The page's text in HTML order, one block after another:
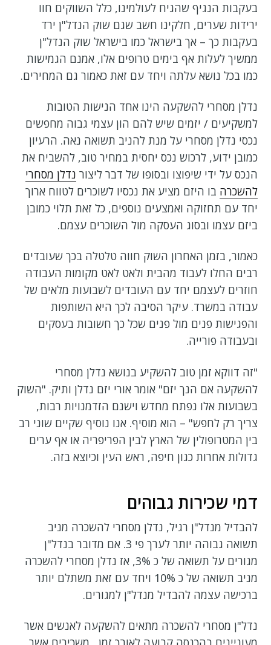
בעקבות הנגיף שהגיח לעולמינו, כלל השווקים חוו
ירידות שערים, חלקינו חשב שגם שוק הנדל"ן ירד
בעקבות כך – אך בישראל כמו בישראל שוק הנדל"ן
ממשיך לעלות אף בימים טרופים אלו, אמנם הגמישות
כמו בכל נושא עלתה ויחד עם זאת כאמור גם המחירים.
נדלן מסחרי להשקעה הינו אחד הנישות הטובות
למשקיעים / יזמים שיש להם הון עצמי גבוה מחפשים
נכסי נדלן מסחרי על מנת להניב תשואה נאה. הרעיון
כמובן ידוע, לרכוש נכס יחסית במחיר טוב, להשביח את
הנכס על ידי שיפוצו ובסופו של דבר ליצור נדלן מסחרי
להשכרה בו היזם מציע את נכסיו לשוכרים לטווח ארוך
יחד עם תחזוקה ואמצעים נוספים, כל זאת תלוי כמובן
ביזם עצמו ובסוג העסקה מול השוכרים עצמם.
כאמור, בזמן האחרון השוק חווה טלטלה בכך שעובדים
רבים החלו לעבוד מהבית ולאט לאט מקומות העבודה
חוזרים לעצמם יחד עם העובדים לשבועות מלאים של
עבודה במשרד. עיקר הסיבה לכך היא השותפות
והפגישות פנים מול פנים שכל כך חשובות בעסקים
ובעבודה פורייה.
"זה דווקא זמן טוב להשקיע בנושא נדלן מסחרי
להשקעה אם הנך יזם" אומר אורי יזם נדלן ותיק. "השוק
בשבועות אלו נפתח מחדש וישנם הזדמנויות רבות,
צריך רק לחפש" – הוא מוסיף. אנו נוסיף שקיים שוני רב
בין המטרופולין של הארץ לבין הפריפריה או אף ערים
גדולות אחרות כגון חיפה, ראש העין וכיוצא בזה.
דמי שכירות גבוהים
להבדיל מנדל"ן רגיל, נדלן מסחרי להשכרה מניב
תשואה גבוהה יותר לערך פי 3. אם מדובר בנדל"ן
מגורים על תשואה של כ 3%, אז נדלן מסחרי להשכרה
מניב תשואה של כ 10% ויחד עם זאת משתלם יותר
ברכישה עצמה להבדיל מנדל"ן למגורים.
נדל"ן מסחרי להשכרה מתאים להשקעה לאנשים אשר